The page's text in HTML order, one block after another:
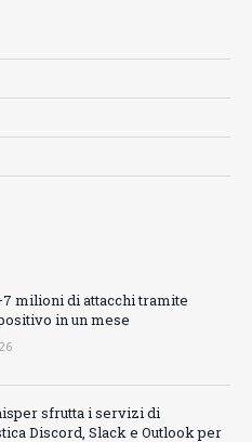
milioni di attacchi tramite
in un mese
sfrutta i servizi di
Discord, Slack e Outlook per